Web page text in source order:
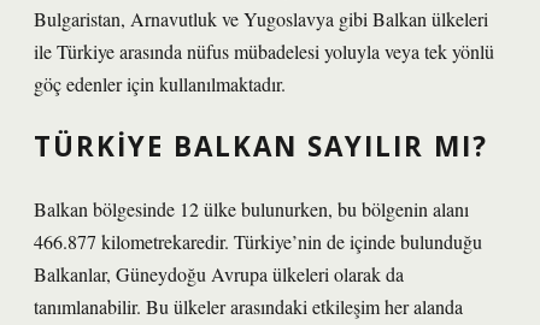
Bulgaristan, Arnavutluk ve Yugoslavya gibi Balkan ülkeleri
ile Türkiye arasında nüfus mübadelesi yoluyla veya tek yönlü
göç edenler için kullanılmaktadır.
TÜRKIYE BALKAN SAYILIR MI?
Balkan bölgesinde 12 ülke bulunurken, bu bölgenin alanı
466.877 kilometrekaredir. Türkiye’nin de içinde bulunduğu
Balkanlar, Güneydoğu Avrupa ülkeleri olarak da
tanımlanabilir. Bu ülkeler arasındaki etkileşim her alanda